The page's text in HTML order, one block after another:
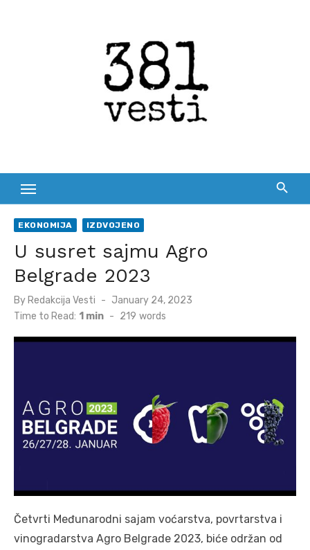
EKONOMIJA IZDVOJENO
U susret sajmu Agro
Belgrade 2023
By Redakcija Vesti
Posted
on
January 24, 2023
Time to Read: 1 min - 219 words
Četvrti Međunarodni sajam voćarstva, povrtarstva i
vinogradarstva Agro Belgrade 2023, biće održan od